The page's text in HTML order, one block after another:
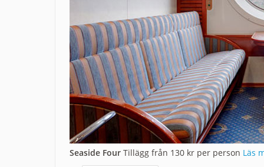
Seaside Four Tillägg från 130 kr per person Läs